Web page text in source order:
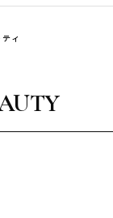
ィ